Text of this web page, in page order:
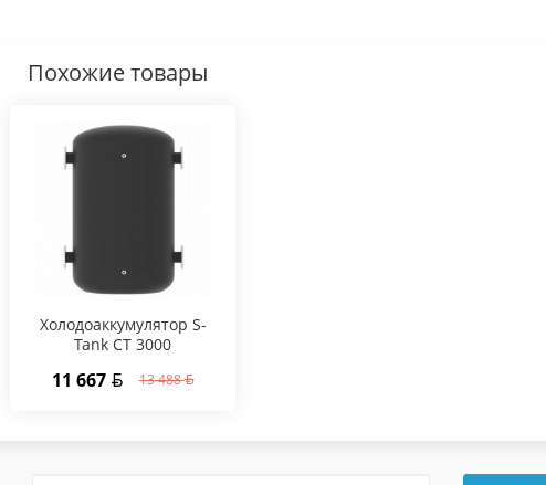
Похожие товары
Холодоаккумулятор S-
Tank CT 3000
11 667 13 488